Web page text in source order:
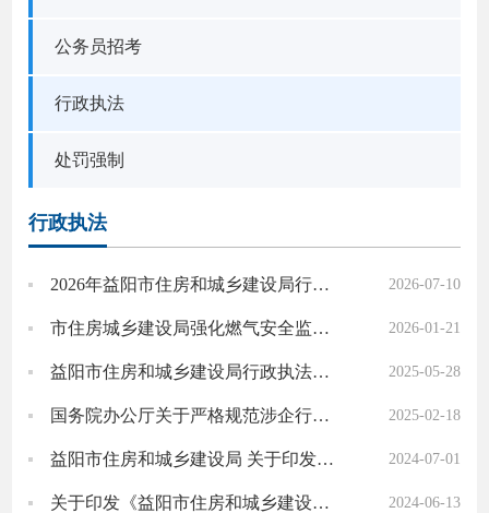
公务员招考
行政执法
处罚强制
行政执法
2026年益阳市住房和城乡建设局行政执法人员名录 2026-07-10
市住房城乡建设局强化燃气安全监管 一日取缔两处瓶装液化气非法储存点 2026-01-21
益阳市住房和城乡建设局行政执法人员名录 2025-05-28
国务院办公厅关于严格规范涉企行政检查的意见 2025-02-18
益阳市住房和城乡建设局 关于印发《益阳市企业行政合规指导清单》的通知 2024-07-01
关于印发《益阳市住房和城乡建设局行政执法事项清单》的通知 2024-06-13